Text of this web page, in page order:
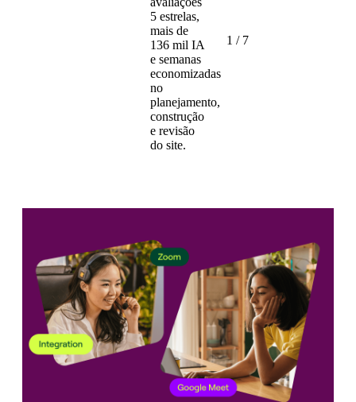
5 estrelas,
mais de
136 mil IA
e semanas
economizadas
no
planejamento,
construção
e revisão
do site.
1 / 7